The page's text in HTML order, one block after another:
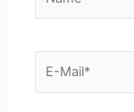
Mail*